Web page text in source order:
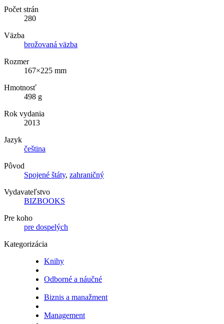
Počet strán
280
Väzba
brožovaná väzba
Rozmer
167×225 mm
Hmotnosť
498 g
Rok vydania
2013
Jazyk
čeština
Pôvod
Spojené štáty, zahraničný
Vydavateľstvo
BIZBOOKS
Pre koho
pre dospelých
Kategorizácia
Knihy
Odborné a náučné
Biznis a manažment
Management